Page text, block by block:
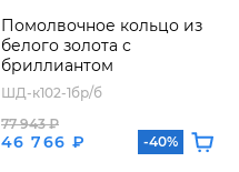
Помолвочное кольцо из
белого золота с
бриллиантом
ШД-к102-1бр/б
46 766 ₽
77 943 ₽
-40%